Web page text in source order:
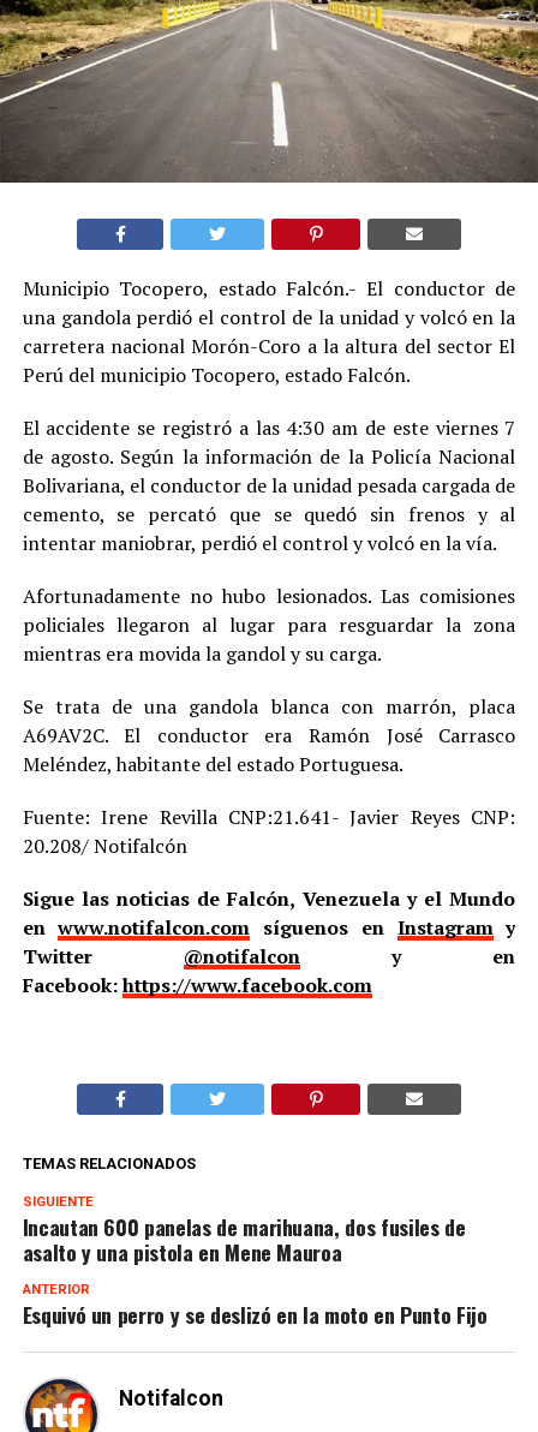
Municipio Tocopero, estado Falcón.- El conductor de
una gandola perdió el control de la unidad y volcó en la
carretera nacional Morón-Coro a la altura del sector El
Perú del municipio Tocopero, estado Falcón.
El accidente se registró a las 4:30 am de este viernes 7
de agosto. Según la información de la Policía Nacional
Bolivariana, el conductor de la unidad pesada cargada de
cemento, se percató que se quedó sin frenos y al
intentar maniobrar, perdió el control y volcó en la vía.
Afortunadamente no hubo lesionados. Las comisiones
policiales llegaron al lugar para resguardar la zona
mientras era movida la gandol y su carga.
Se trata de una gandola blanca con marrón, placa
A69AV2C. El conductor era Ramón José Carrasco
Meléndez, habitante del estado Portuguesa.
Fuente: Irene Revilla CNP:21.641- Javier Reyes CNP:
20.208/ Notifalcón
Sigue las noticias de Falcón, Venezuela y el Mundo
enwww.notifalcon.com síguenos en Instagramy
Twitter @notifalcony en
Facebook:https://www.facebook.com
TEMAS RELACIONADOS
SIGUIENTE
Incautan 600 panelas de marihuana, dos fusiles de
asalto y una pistola en Mene Mauroa
ANTERIOR
Esquivó un perro y se deslizó en la moto en Punto Fijo
Notifalcon